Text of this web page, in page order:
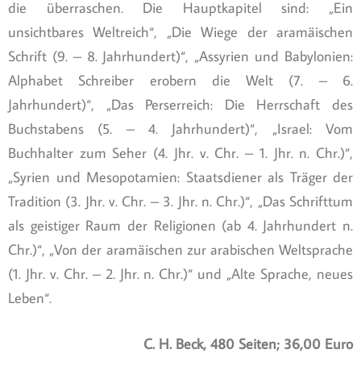
die überraschen. Die Hauptkapitel sind: „Ein
unsichtbares Weltreich“, „Die Wiege der aramäischen
Schrift (9. – 8. Jahrhundert)“, „Assyrien und Babylonien:
Alphabet Schreiber erobern die Welt (7. – 6.
Jahrhundert)“, „Das Perserreich: Die Herrschaft des
Buchstabens (5. – 4. Jahrhundert)“, „Israel: Vom
Buchhalter zum Seher (4. Jhr. v. Chr. – 1. Jhr. n. Chr.)“,
„Syrien und Mesopotamien: Staatsdiener als Träger der
Tradition (3. Jhr. v. Chr. – 3. Jhr. n. Chr.)“, „Das Schrifttum
als geistiger Raum der Religionen (ab 4. Jahrhundert n.
Chr.)“, „Von der aramäischen zur arabischen Weltsprache
(1. Jhr. v. Chr. – 2. Jhr. n. Chr.)“ und „Alte Sprache, neues
Leben“.
C. H. Beck, 480 Seiten; 36,00 Euro